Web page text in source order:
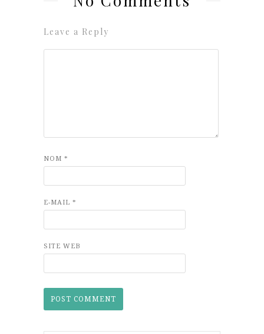
Leave a Reply
NOM *
E-MAIL *
SITE WEB